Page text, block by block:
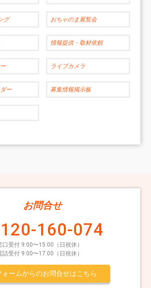
グ おちゃのま展覧会
情報提供・取材依頼
ライブカメラ
ー 募集情報掲示板
お問合せ
160-074
口受付 9:00〜15:00（日祝休）
話受付 9:00〜17:00（日祝休）
ォームからのお問合せはこちら